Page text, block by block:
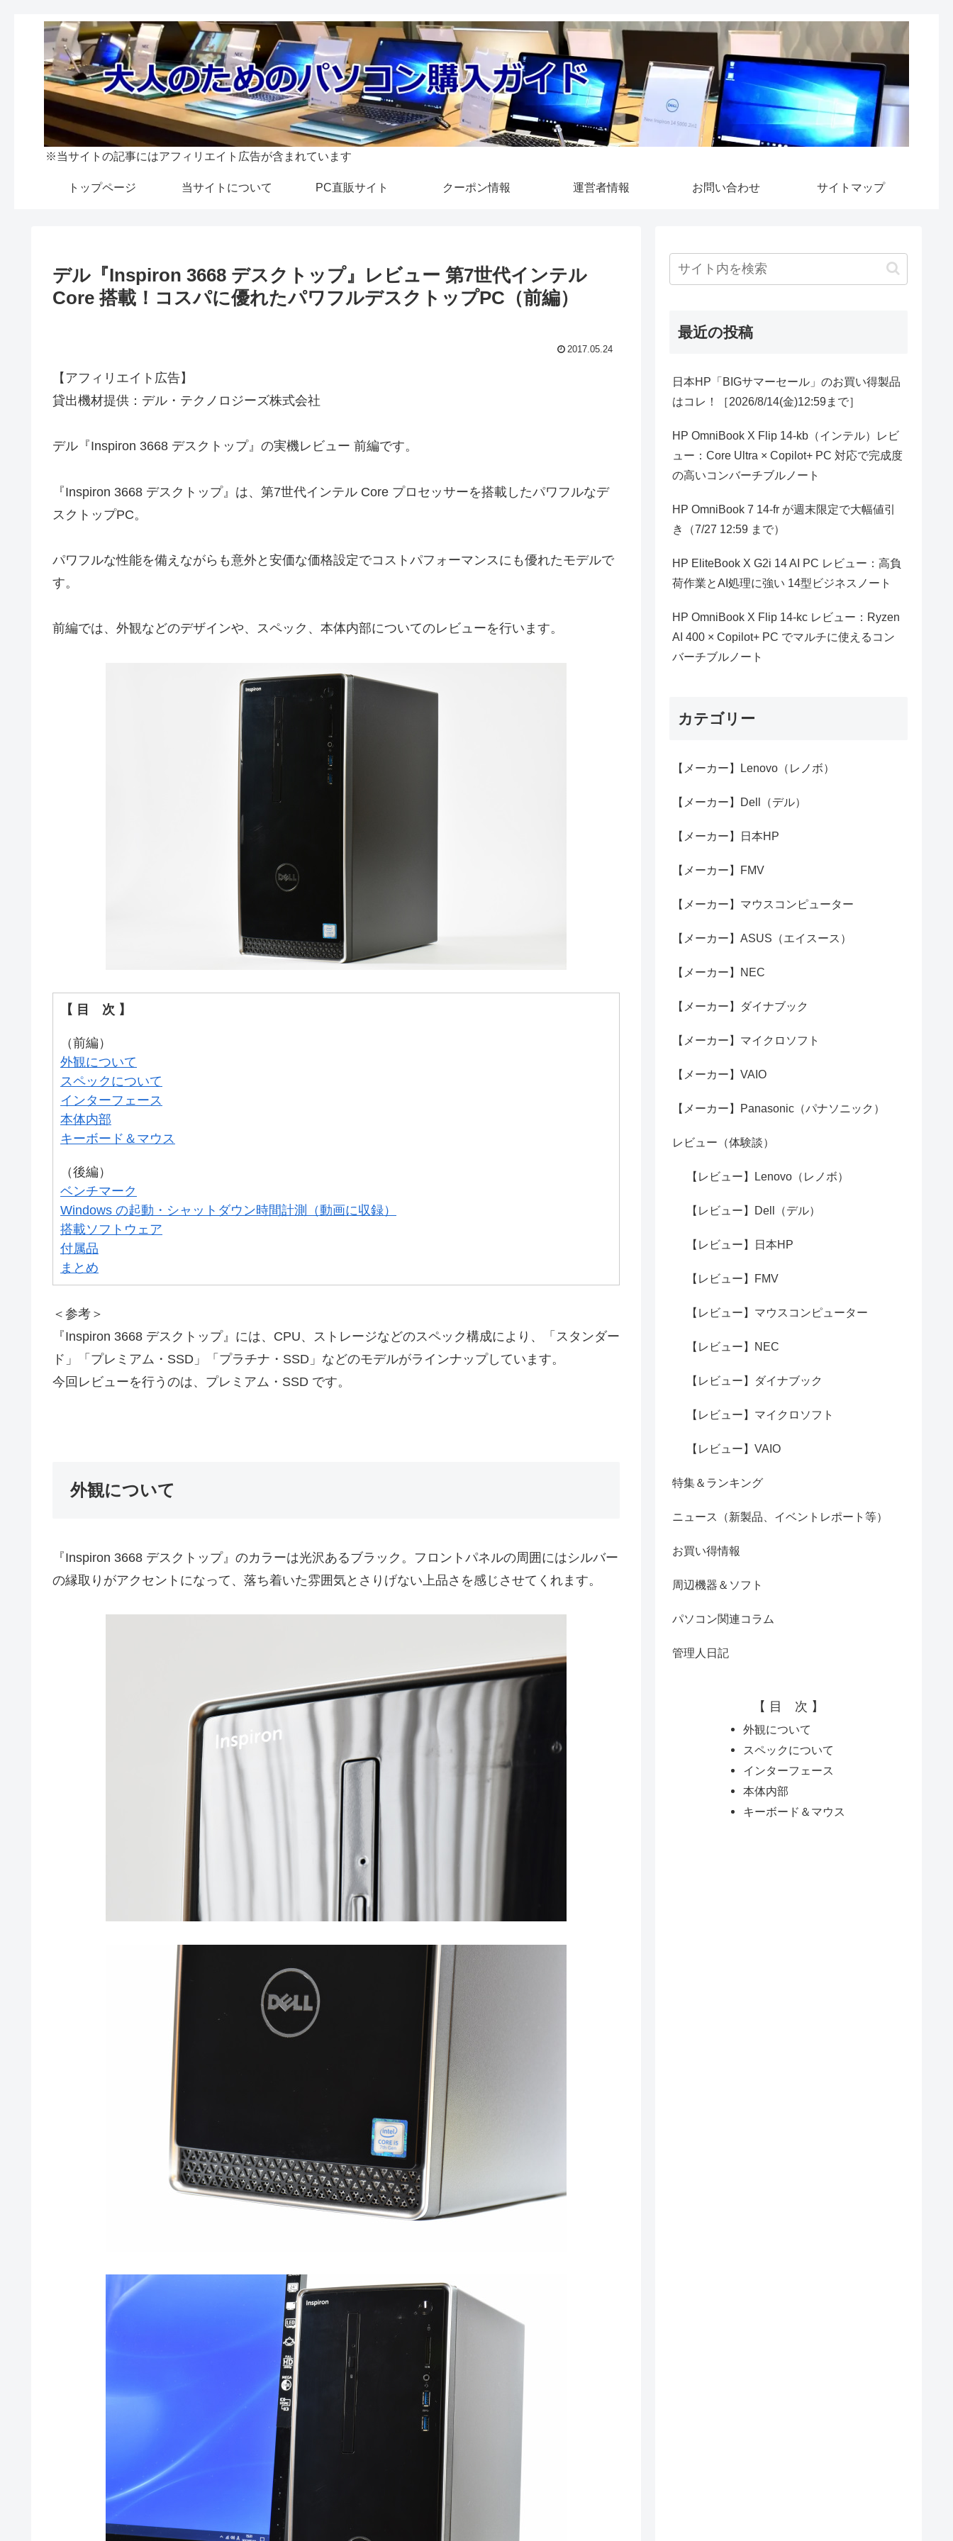
※当サイトの記事にはアフィリエイト広告が含まれています
トップページ 当サイトについて PC直販サイト クーポン情報 運営者情報 お問い合わせ サイトマップ
デル『Inspiron 3668 デスクトップ』レビュー 第7世代インテル
Core 搭載！コスパに優れたパワフルデスクトップPC（前編）
2017.05.24
【アフィリエイト広告】
貸出機材提供：デル・テクノロジーズ株式会社
デル『Inspiron 3668 デスクトップ』の実機レビュー 前編です。
『Inspiron 3668 デスクトップ』は、第7世代インテル Core プロセッサーを搭載したパワフルなデ
スクトップPC。
パワフルな性能を備えながらも意外と安価な価格設定でコストパフォーマンスにも優れたモデルで
す。
前編では、外観などのデザインや、スペック、本体内部についてのレビューを行います。
【 目 次 】
（前編）
外観について
スペックについて
インターフェース
本体内部
キーボード＆マウス
（後編）
ベンチマーク
Windows の起動・シャットダウン時間計測（動画に収録）
搭載ソフトウェア
付属品
まとめ
＜参考＞
『Inspiron 3668 デスクトップ』には、CPU、ストレージなどのスペック構成により、「スタンダー
ド」「プレミアム・SSD」「プラチナ・SSD」などのモデルがラインナップしています。
今回レビューを行うのは、プレミアム・SSD です。
外観について
『Inspiron 3668 デスクトップ』のカラーは光沢あるブラック。フロントパネルの周囲にはシルバー
の縁取りがアクセントになって、落ち着いた雰囲気とさりげない上品さを感じさせてくれます。
最近の投稿
日本HP「BIGサマーセール」のお買い得製品
はコレ！［2026/8/14(金)12:59まで］
HP OmniBook X Flip 14-kb（インテル）レビ
ュー：Core Ultra × Copilot+ PC 対応で完成度
の高いコンバーチブルノート
HP OmniBook 7 14-fr が週末限定で大幅値引
き（7/27 12:59 まで）
HP EliteBook X G2i 14 AI PC レビュー：高負
荷作業とAI処理に強い 14型ビジネスノート
HP OmniBook X Flip 14-kc レビュー：Ryzen
AI 400 × Copilot+ PC でマルチに使えるコン
バーチブルノート
カテゴリー
【メーカー】Lenovo（レノボ）
【メーカー】Dell（デル）
【メーカー】日本HP
【メーカー】FMV
【メーカー】マウスコンピューター
【メーカー】ASUS（エイスース）
【メーカー】NEC
【メーカー】ダイナブック
【メーカー】マイクロソフト
【メーカー】VAIO
【メーカー】Panasonic（パナソニック）
レビュー（体験談）
【レビュー】Lenovo（レノボ）
【レビュー】Dell（デル）
【レビュー】日本HP
【レビュー】FMV
【レビュー】マウスコンピューター
【レビュー】NEC
【レビュー】ダイナブック
【レビュー】マイクロソフト
【レビュー】VAIO
特集＆ランキング
ニュース（新製品、イベントレポート等）
お買い得情報
周辺機器＆ソフト
パソコン関連コラム
管理人日記
【 目 次 】
外観について
スペックについて
インターフェース
本体内部
キーボード＆マウス